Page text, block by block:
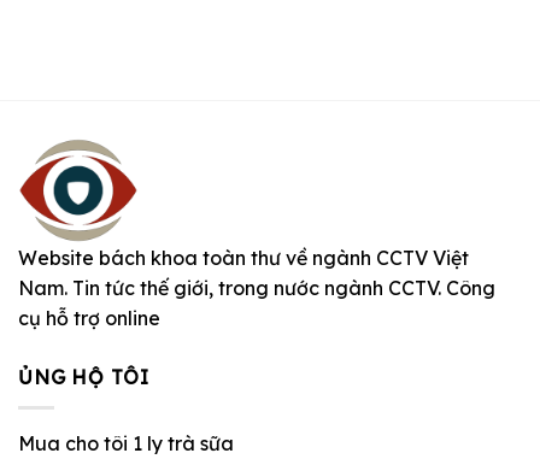
Website bách khoa toàn thư về ngành CCTV Việt
Nam. Tin tức thế giới, trong nước ngành CCTV. Công
cụ hỗ trợ online
ỦNG HỘ TÔI
Mua cho tôi 1 ly trà sữa